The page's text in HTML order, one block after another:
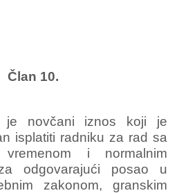
Član 10.
je novčani iznos koji je
isplatiti radniku za rad sa
i normalnim
odgovarajući posao u
zakonom, granskim